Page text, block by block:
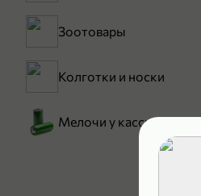
Зоотовары
Колготки и носки
Мелочи у кассы